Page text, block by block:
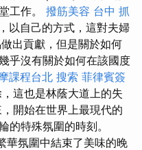
工作。 撥筋美容 台中 抓
以自己的方式，這對夫婦
出貢獻，但是關於如何
乎沒有關於如何在該國度
課程台北 搜索 菲律賓簽
這也是林蔭大道上的失
開始在世界上最現代的
的特殊氛圍的時刻。
華氛圍中結束了美味的晚